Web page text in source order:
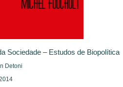
Sociedade – Estudos de Biopolítica
Detoni